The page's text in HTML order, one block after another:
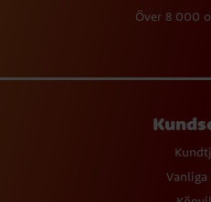
Över 8 000
Vanliga